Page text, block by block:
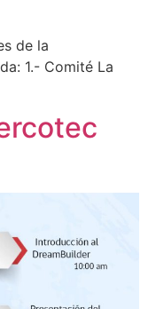
de la
1.- Comité La